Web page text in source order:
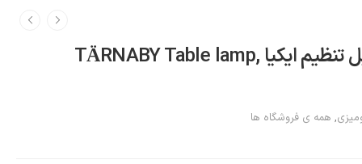
چراغ رومیزی رنگ بژ قابل تنظیم ایکیا TÄRNABY Table lamp,
, همه ی فروشگاه ها